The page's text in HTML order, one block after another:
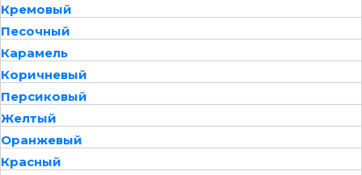
Кремовый
Песочный
Карамель
Коричневый
Персиковый
Желтый
Оранжевый
Красный